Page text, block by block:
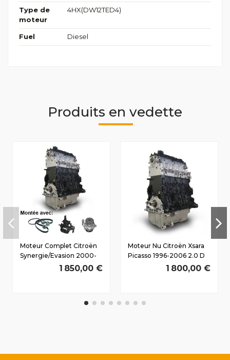
Type de
moteur
4HX(DW12TED4)
Fuel Diesel
Produits en vedette
Moteur Complet Citroën
Synergie/Evasion 2000-
2002 2.0 D HDI 161 850,00 €
Moteur Nu Citroën Xsara
Picasso 1996-2006 2.0 D
HDi RHY(DW10TD) 66/90
1 800,00 €